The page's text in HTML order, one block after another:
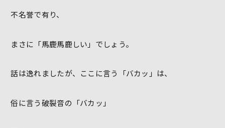
不名誉で有り、
まさに「馬鹿馬鹿しい」でしょう。
話は逸れましたが、ここに言う「バカッ」は、
俗に言う破裂音の「バカッ」